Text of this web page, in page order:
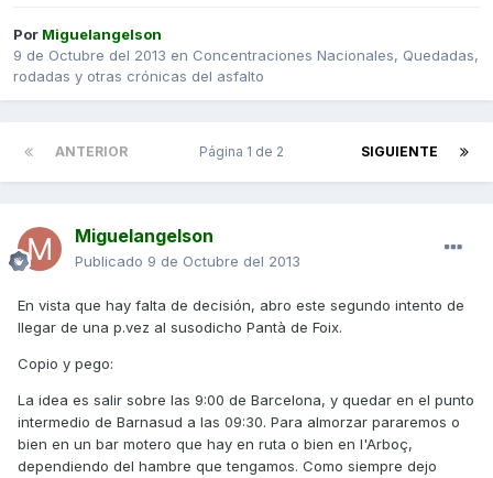
Por Miguelangelson
9 de Octubre del 2013 en Concentraciones Nacionales, Quedadas,
rodadas y otras crónicas del asfalto
ANTERIOR SIGUIENTE
Página 1 de 2
Miguelangelson
Publicado 9 de Octubre del 2013
En vista que hay falta de decisión, abro este segundo intento de
llegar de una p.vez al susodicho Pantà de Foix.
Copio y pego:
La idea es salir sobre las 9:00 de Barcelona, y quedar en el punto
intermedio de Barnasud a las 09:30. Para almorzar pararemos o
bien en un bar motero que hay en ruta o bien en l'Arboç,
dependiendo del hambre que tengamos. Como siempre dejo